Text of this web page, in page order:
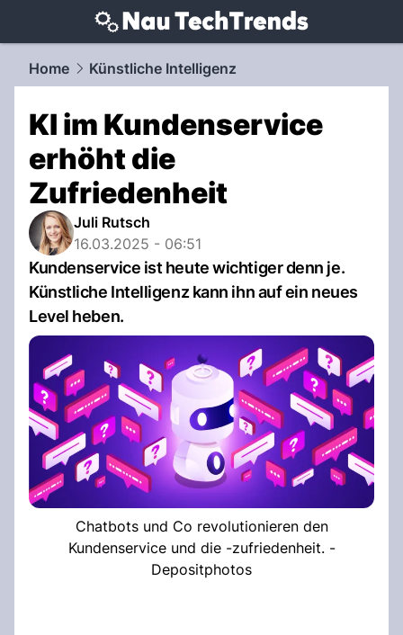
techtrends.NAU.ch
Home Künstliche Intelligenz
KI im Kundenservice
erhöht die
Zufriedenheit
Juli Rutsch
16.03.2025 - 06:51
Kundenservice ist heute wichtiger denn je.
Künstliche Intelligenz kann ihn auf ein neues
Level heben.
Chatbots und Co revolutionieren den
Kundenservice und die -zufriedenheit. -
Depositphotos